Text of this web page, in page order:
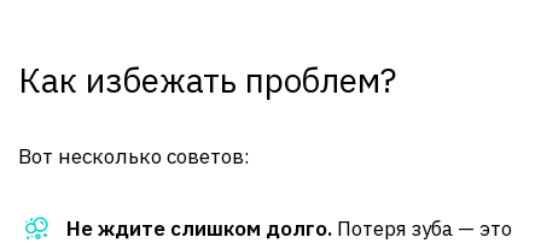
Как избежать проблем?
Вот несколько советов:
Не ждите слишком долго. Потеря зуба — это